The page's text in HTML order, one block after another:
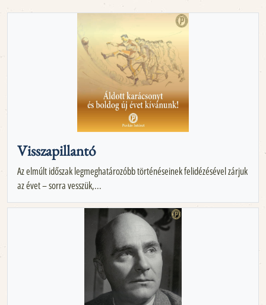
Visszapillantó
Az elmúlt időszak legmeghatározóbb történéseinek felidézésével zárjuk
az évet – sorra vesszük,...